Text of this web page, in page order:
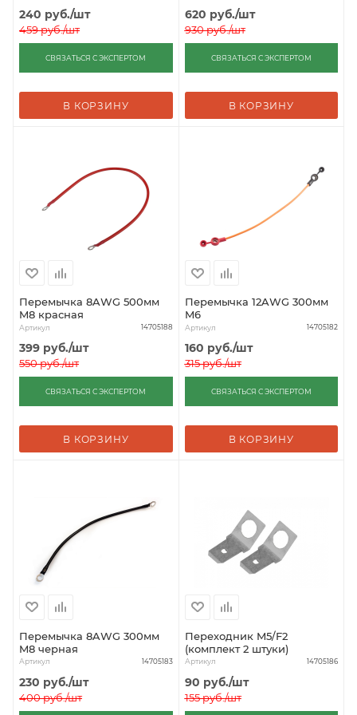
240 руб./шт
459руб./шт
СВЯЗАТЬСЯ С ЭКСПЕРТОМ
В КОРЗИНУ
620 руб./шт
930руб./шт
СВЯЗАТЬСЯ С ЭКСПЕРТОМ
В КОРЗИНУ
Перемычка 8AWG 500мм
M8 красная
Артикул 14705188
399 руб./шт
550руб./шт
СВЯЗАТЬСЯ С ЭКСПЕРТОМ
В КОРЗИНУ
Перемычка 12AWG 300мм
M6
Артикул 14705182
160 руб./шт
315руб./шт
СВЯЗАТЬСЯ С ЭКСПЕРТОМ
В КОРЗИНУ
Перемычка 8AWG 300мм
M8 черная
Артикул 14705183
230 руб./шт
400руб./шт
Переходник M5/F2
(комплект 2 штуки)
Артикул 14705186
90 руб./шт
155руб./шт